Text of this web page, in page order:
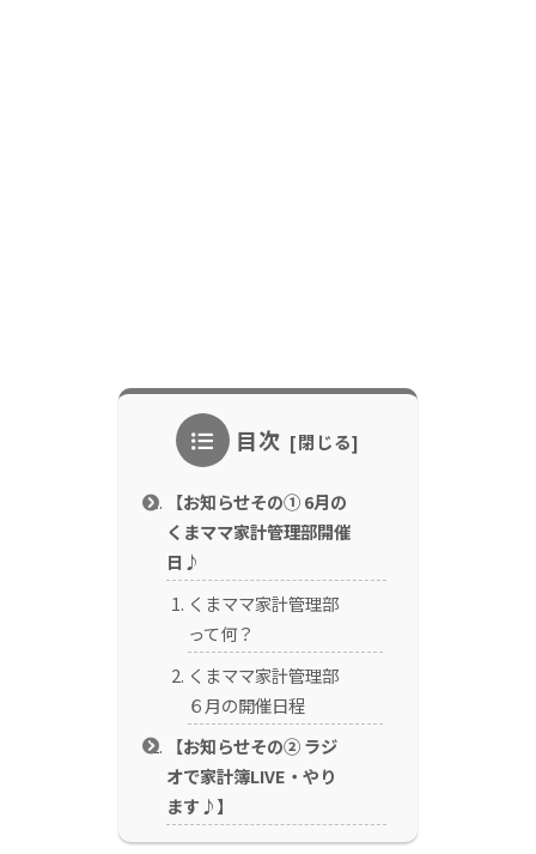
目次
【お知らせその① 6月の
くまママ家計管理部開催
日♪
くまママ家計管理部
って何？
くまママ家計管理部
６月の開催日程
【お知らせその② ラジ
オで家計簿LIVE・やり
ます♪】